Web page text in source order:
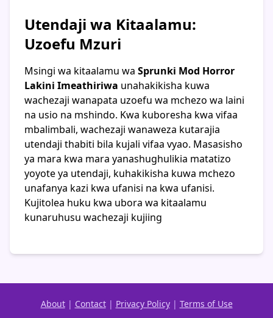
Utendaji wa Kitaalamu:
Uzoefu Mzuri
Msingi wa kitaalamu wa Sprunki Mod Horror
Lakini Imeathiriwa unahakikisha kuwa
wachezaji wanapata uzoefu wa mchezo wa laini
na usio na mshindo. Kwa kuboresha kwa vifaa
mbalimbali, wachezaji wanaweza kutarajia
utendaji thabiti bila kujali vifaa vyao. Masasisho
ya mara kwa mara yanashughulikia matatizo
yoyote ya utendaji, kuhakikisha kuwa mchezo
unafanya kazi kwa ufanisi na kwa ufanisi.
Kujitolea huku kwa ubora wa kitaalamu
kunaruhusu wachezaji kujiing
About| Contact| Privacy Policy| Terms of Use